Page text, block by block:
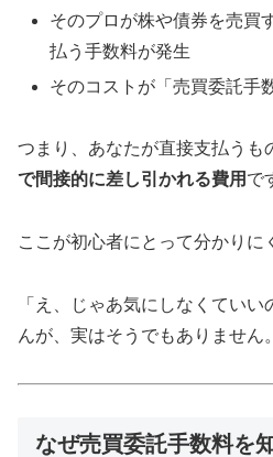
そのプロが株や債券を売買
払う手数料が発生
そのコストが「売買委託手
つまり、あなたが直接支払うも
で間接的に差し引かれる費用 で
ここが初心者にとって分かりに
「え、じゃあ気にしなくてい
んが、実はそうでもありません。
なぜ売買委託手数料を